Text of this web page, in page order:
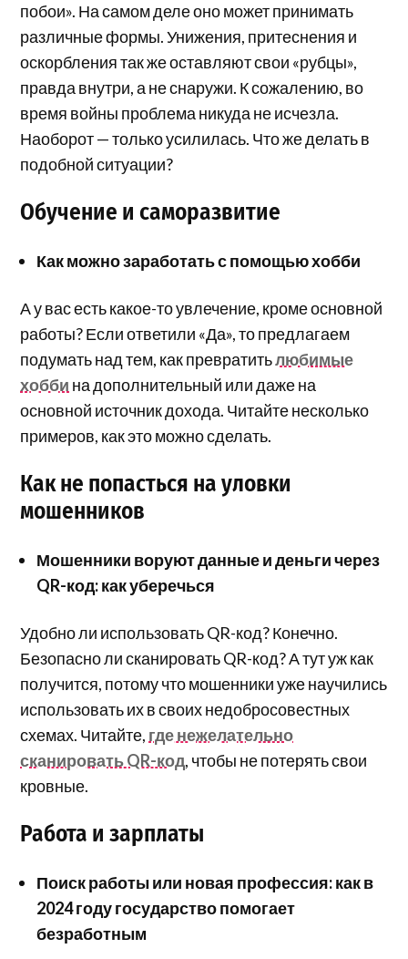
побои». На самом деле оно может принимать
различные формы. Унижения, притеснения и
оскорбления так же оставляют свои «рубцы»,
правда внутри, а не снаружи. К сожалению, во
время войны проблема никуда не исчезла.
Наоборот — только усилилась. Что же делать в
подобной ситуации?
Обучение и саморазвитие
Как можно заработать с помощью хобби
А у вас есть какое-то увлечение, кроме основной
работы? Если ответили «Да», то предлагаем
подумать над тем, как превратитьлюбимые
хобби на дополнительный или даже на
основной источник дохода. Читайте несколько
примеров, как это можно сделать.
Как не попасться на уловки
мошенников
Мошенники воруют данные и деньги через
QR-код: как уберечься
Удобно ли использовать QR-код? Конечно.
Безопасно ли сканировать QR-код? А тут уж как
получится, потому что мошенники уже научились
использовать их в своих недобросовестных
схемах. Читайте, где нежелательно
сканировать QR-код, чтобы не потерять свои
кровные.
Работа и зарплаты
Поиск работы или новая профессия: как в
2024 году государство помогает
безработным